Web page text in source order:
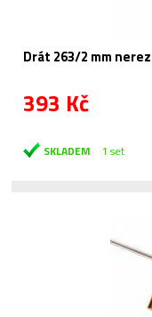
Drát 263/2 mm
393 Kč
SKLADEM 1 set